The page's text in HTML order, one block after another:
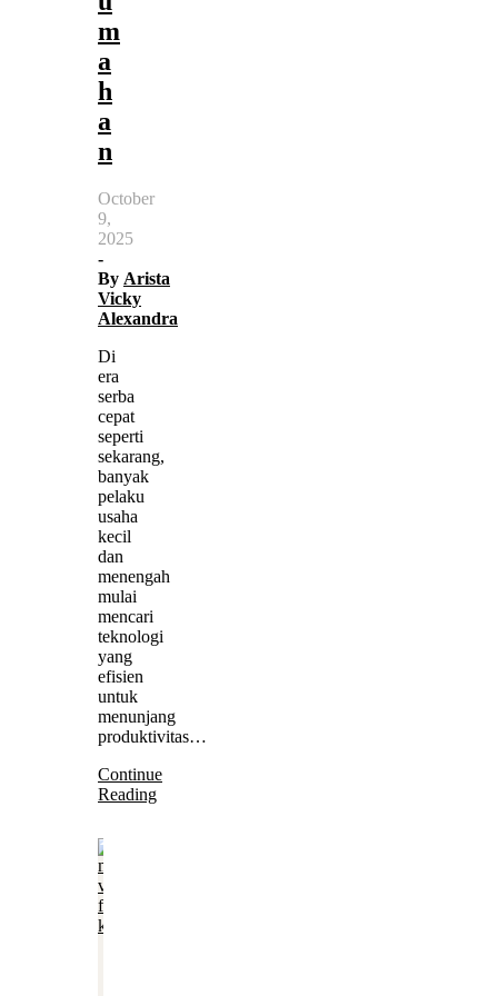
m
a
h
a
n
October
9,
2025
-
By Arista
Vicky
Alexandra
Di
era
serba
cepat
seperti
sekarang,
banyak
pelaku
usaha
kecil
dan
menengah
mulai
mencari
teknologi
yang
efisien
untuk
menunjang
produktivitas…
Continue
Reading